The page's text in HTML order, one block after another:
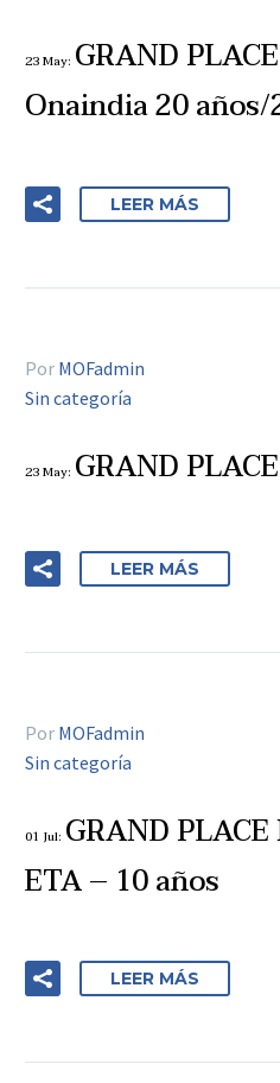
23 May: GRAND
Onaindia 20
LEER MÁS
Por MOFadmin
Sin categoría
23 May: GRAND
LEER MÁS
Por MOFadmin
Sin categoría
01 Jul: GRAND
ETA – 10 años
LEER MÁS